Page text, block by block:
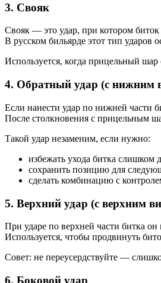
3. Свояк
Свояк — это удар, при котором биток
В русском бильярде этот тип ударов
Используется, когда прицельный
4. Обратный удар (с нижним
Если нанести удар по нижней части
После столкновения с прицельным
Такой удар незаменим, если нужно:
избежать ухода битка слишком
сохранить позицию для
сделать комбинацию с
5. Верхний удар (с верхним
При ударе по верхней части битка
Используется, чтобы продвинуть
Совет: не переусердствуйте —
6. Боковой удар